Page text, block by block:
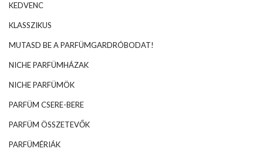
KEDVENC
KLASSZIKUS
MUTASD BE A PARFÜMGARDRÓBODAT!
NICHE PARFÜMHÁZAK
NICHE PARFÜMÖK
PARFÜM CSERE-BERE
PARFÜM ÖSSZETEVŐK
PARFÜMÉRIÁK